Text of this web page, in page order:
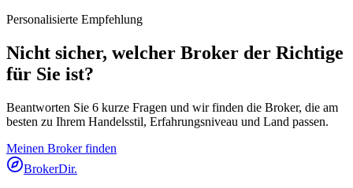
Personalisierte Empfehlung
Nicht sicher, welcher Broker der Richtige
für Sie ist?
Beantworten Sie 6 kurze Fragen und wir finden die Broker, die am
besten zu Ihrem Handelsstil, Erfahrungsniveau und Land passen.
Meinen Broker finden
BrokerDir.